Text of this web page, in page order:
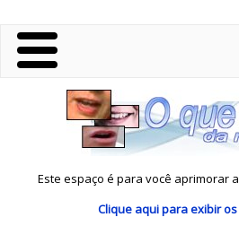
Este espaço é para você aprimorar
Clique aquipara exibir